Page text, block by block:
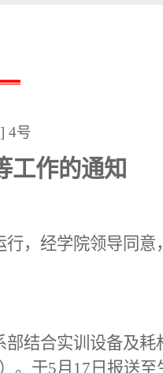
4号
工作的通知
，经学院领导同意
结合实训设备及耗
。于5月17日报送